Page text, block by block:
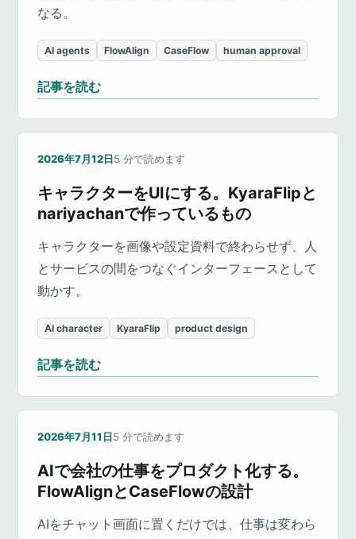
なる。
AI agents FlowAlign CaseFlow human approval
記事を読む
2026年7月12日5 分で読めます
キャラクターをUIにする。KyaraFlipと
nariyachanで作っているもの
キャラクターを画像や設定資料で終わらせず、人
とサービスの間をつなぐインターフェースとして
動かす。
AI character KyaraFlip product design
記事を読む
2026年7月11日5 分で読めます
AIで会社の仕事をプロダクト化する。
FlowAlignとCaseFlowの設計
AIをチャット画面に置くだけでは、仕事は変わら